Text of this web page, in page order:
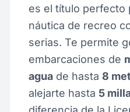
es el título perfecto
náutica de recreo
serias. Te permite
embarcaciones de
agua de hasta 8
alejarte hasta 5